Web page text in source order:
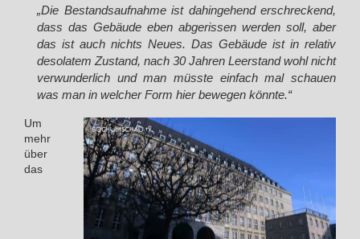
„Die Bestandsaufnahme ist dahingehend erschreckend,
dass das Gebäude eben abgerissen werden soll, aber
das ist auch nichts Neues. Das Gebäude ist in relativ
desolatem Zustand, nach 30 Jahren Leerstand wohl nicht
verwunderlich und man müsste einfach mal schauen
was man in welcher Form hier bewegen könnte.“
Um
mehr
über
das